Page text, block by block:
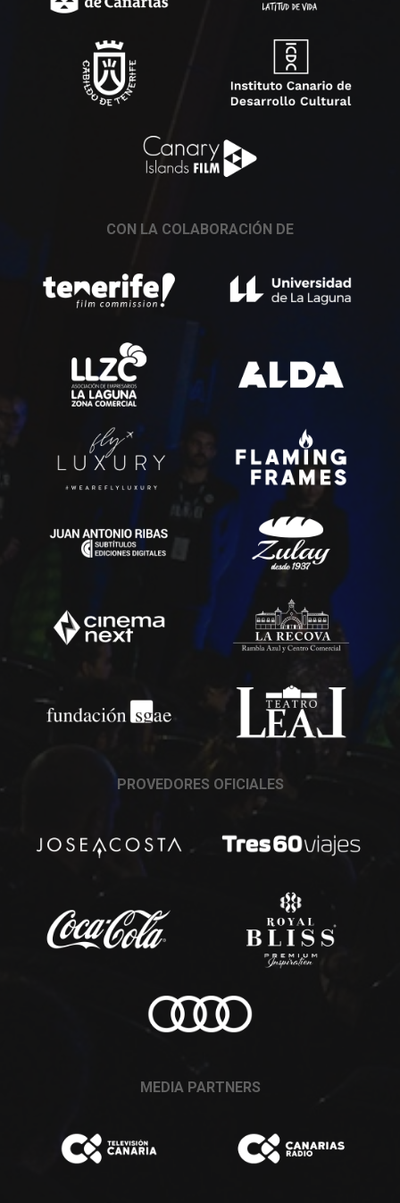
CON LA COLABORACIÓN DE
PROVEDORES OFICIALES
MEDIA PARTNERS